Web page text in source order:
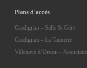
Plans d’accès
Gradignan – Salle St Géry
Gradignan – La Tannerie
Villenave d’Ornon –